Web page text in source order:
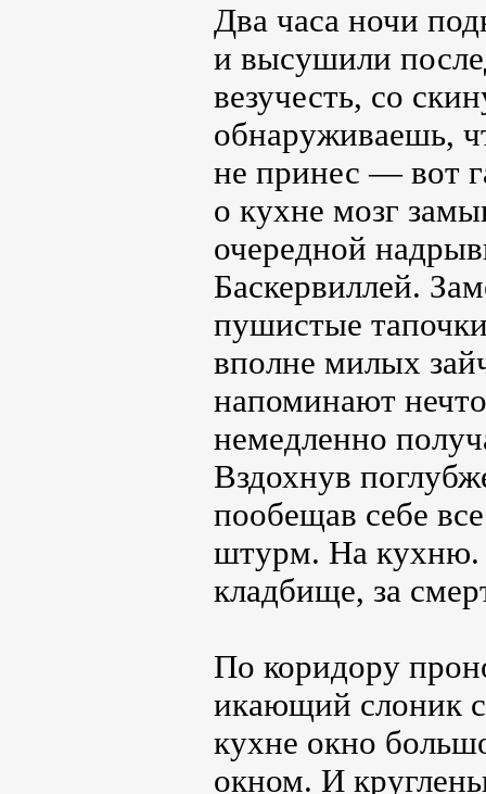
Два часа ночи
и высушили
везучесть, со
обнаруживаешь,
не принес — вот
о кухне мозг
очередной
Баскервиллей.
пушистые
вполне милых
напоминают
немедленно
Вздохнув
пообещав себе
штурм. На кухню.
кладбище, за
По коридору
икающий слоник с
кухне окно
окном. И